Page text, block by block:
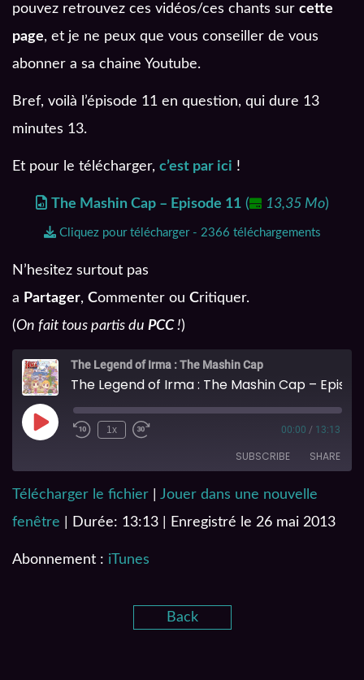
pouvez retrouvez ces vidéos/ces chants sur cette
page, et je ne peux que vous conseiller de vous
abonner a sa chaine Youtube.
Bref, voilà l’épisode 11 en question, qui dure 13
minutes 13.
Et pour le télécharger, c’est par ici !
The Mashin Cap – Episode 11( 13,35 Mo)
Cliquez pour télécharger - 2366 téléchargements
N’hesitez surtout pas
a Partager, Commenter ou Critiquer.
(On fait tous partis du PCC!)
The Legend of Irma : The Mashin Cap
1x 00:00 / 13:13
SUBSCRIBE SHARE
RSS FEED
Télécharger le fichier
Jouer dans une nouvelle
fenêtre
Durée: 13:13 Enregistré le 26 mai 2013
Abonnement : iTunes
Back